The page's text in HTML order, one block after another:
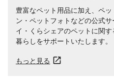
豊富なペット用品に加え、ペ
ン・ペットフォトなどの公式
イ・くらシェアのペットに関
暮らしをサポートいたします。
もっと見る